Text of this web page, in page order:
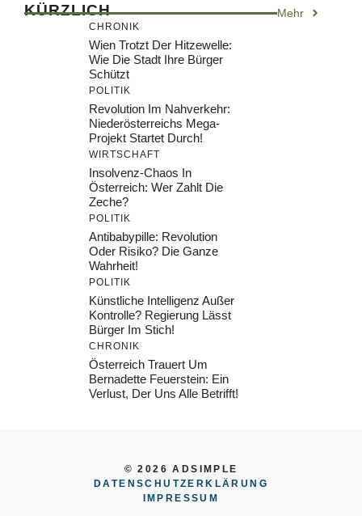
KÜRZLICH Mehr
CHRONIK
Wien Trotzt Der Hitzewelle:
Wie Die Stadt Ihre Bürger
Schützt
POLITIK
Revolution Im Nahverkehr:
Niederösterreichs Mega-
Projekt Startet Durch!
WIRTSCHAFT
Insolvenz-Chaos In
Österreich: Wer Zahlt Die
Zeche?
POLITIK
Antibabypille: Revolution
Oder Risiko? Die Ganze
Wahrheit!
POLITIK
Künstliche Intelligenz Außer
Kontrolle? Regierung Lässt
Bürger Im Stich!
CHRONIK
Österreich Trauert Um
Bernadette Feuerstein: Ein
Verlust, Der Uns Alle Betrifft!
© 2026 ADSIMPLE
DATENSCHUTZERKLÄRUNG
IMPRESSU M